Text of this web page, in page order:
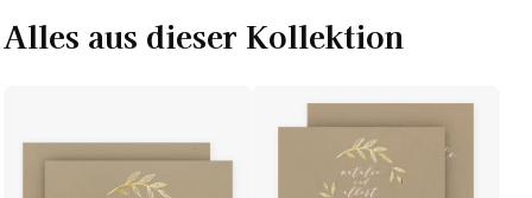
Alles aus dieser Kollektion